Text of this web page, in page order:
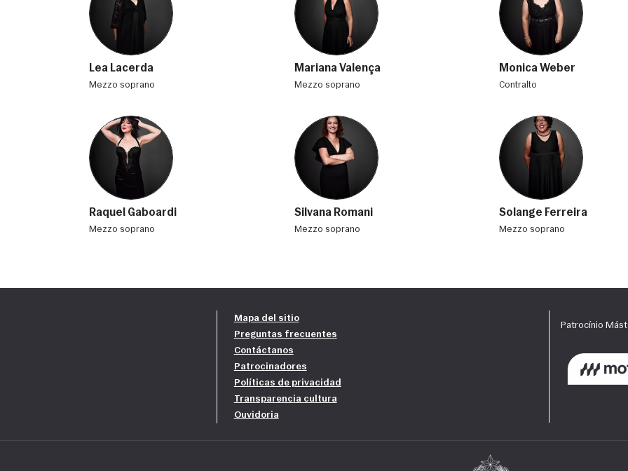
Lea Lacerda
mezzo soprano
Mariana Valença
mezzo soprano
Monica Weber
contralto
Raquel Gaboardi
mezzo soprano
Silvana Romani
mezzo soprano
Solange Ferreira
mezzo soprano
Mapa del sitio
Preguntas frecuentes
Contáctanos
Patrocinadores
Políticas de privacidad
Transparencia cultura
Ouvidoria